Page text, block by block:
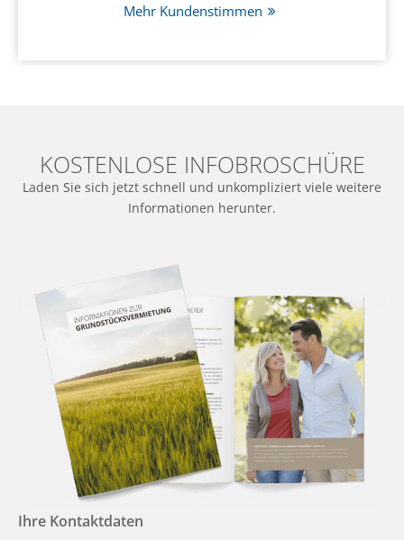
Mehr Kundenstimmen
KOSTENLOSE INFOBROSCHÜRE
Laden Sie sich jetzt schnell und unkompliziert viele weitere
Informationen herunter.
Ihre Kontaktdaten